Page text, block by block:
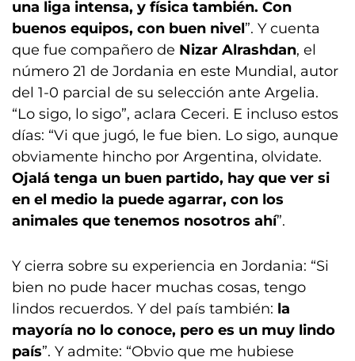
una liga intensa, y física también. Con
buenos equipos, con buen nivel”. Y cuenta
que fue compañero de Nizar Alrashdan, el
número 21 de Jordania en este Mundial, autor
del 1-0 parcial de su selección ante Argelia.
“Lo sigo, lo sigo”, aclara Ceceri. E incluso estos
días: “Vi que jugó, le fue bien. Lo sigo, aunque
obviamente hincho por Argentina, olvidate.
Ojalá tenga un buen partido, hay que ver si
en el medio la puede agarrar, con los
animales que tenemos nosotros ahí”.
Y cierra sobre su experiencia en Jordania: “Si
bien no pude hacer muchas cosas, tengo
lindos recuerdos. Y del país también: la
mayoría no lo conoce, pero es un muy lindo
país”. Y admite: “Obvio que me hubiese